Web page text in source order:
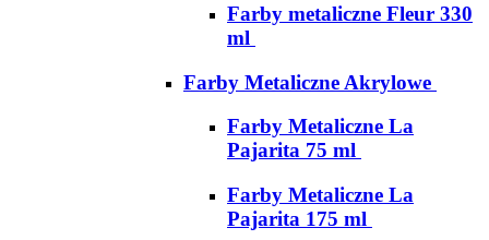
Farby metaliczne Fleur 330
ml
Farby Metaliczne Akrylowe
Farby Metaliczne La
Pajarita 75 ml
Farby Metaliczne La
Pajarita 175 ml